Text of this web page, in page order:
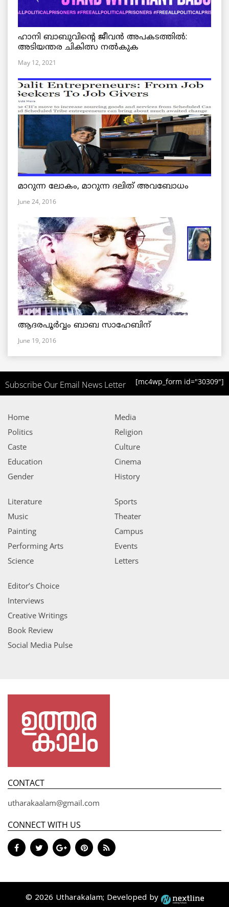
ഹാനി ബാബുവിന്റെ ജീവൻ അപകടത്തിൽ:
അടിയന്തര ചികിത്സ നൽകുക
May 12, 2021
മാറുന്ന ലോകം, മാറുന്ന ദലിത് അവബോധം
June 24, 2016
ആദരപൂര്‍വ്വം ബാബ സാഹേബിന്
June 19, 2016
Subscribe Our Email News Letter [mc4wp_form id="30309"]
Home
Politics
Caste
Education
Gender
Media
Religion
Culture
Cinema
History
Literature
Music
Painting
Performing Arts
Science
Sports
Theater
Campus
Events
Letters
Editor’s Choice
Interviews
Creative Writings
Book Review
Social Media Pulse
CONTACT
utharakaalam@gmail.com
CONNECT WITH US
© 2026 Utharakalam; Developed by